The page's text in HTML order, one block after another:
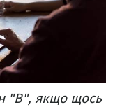
"B", якщо щось